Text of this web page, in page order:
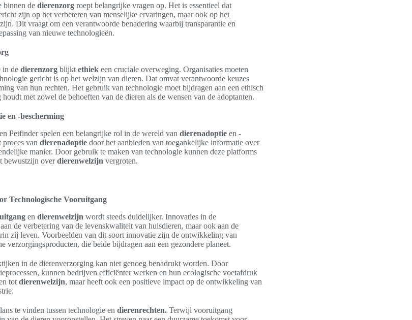
binnen de dierenzorg roept belangrijke vragen op. Het is essentieel dat
zijn op het verbeteren van menselijke ervaringen, maar ook op het
Dit vraagt om een verantwoorde benadering waarbij transparantie en
van nieuwe technologieën.
in de dierenzorg blijkt ethiek een cruciale overweging. Organisaties moeten
gericht is op het welzijn van dieren. Dat omvat verantwoorde keuzes
van hun rechten. Het gebruik van technologie moet bijdragen aan een ethisch
met zowel de behoeften van de dieren als de wensen van de adoptanten.
en -bescherming
Petfinder spelen een belangrijke rol in de wereld van dierenadoptie en -
van dierenadoptie door het aanbieden van toegankelijke informatie over
manier. Door gebruik te maken van technologie kunnen deze platforms
bewustzijn overdierenwelzijn vergroten.
Technologische Vooruitgang
en dierenwelzijn wordt steeds duidelijker. Innovaties in de
de verbetering van de levenskwaliteit van huisdieren, maar ook aan de
zij leven. Voorbeelden van dit soort innovatie zijn de ontwikkeling van
verzorgingsproducten, die beide bijdragen aan een gezondere planeet.
in de dierenverzorging kan niet genoeg benadrukt worden. Door
kunnen bedrijven efficiënter werken en hun ecologische voetafdruk
tot dierenwelzijn, maar heeft ook een positieve impact op de ontwikkeling van
te vinden tussen technologie en dierenrechten. Terwijl vooruitgang